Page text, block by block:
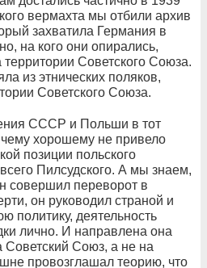
вермахта мы отбили архив
захватила Германия в
на кого они опирались,
территории Советского Союза.
из этнических поляков,
Советского Союза.
СССР и Польши в тот
чему хорошему не привело
позиции польского
Пилсудского. А мы знаем,
совершил переворот в
он руководил страной и
политику, деятельность
лично. И направлена она
Союз, а не на
провозглашал теорию, что